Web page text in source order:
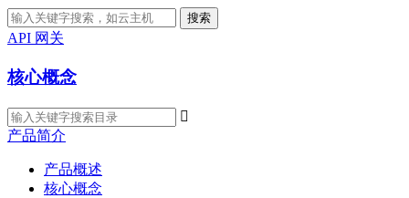
搜索
API 网关
核心概念

产品简介
产品概述
核心概念